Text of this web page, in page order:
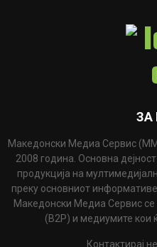
ЗА
Македонски Медиа Сервис
2008 година. Основна
продукција на
преку основниот
Македонски Медиа Сервис
(B2P) и медиумите кои
Контактирај не